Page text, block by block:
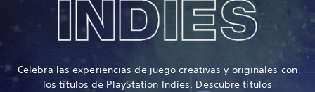
Celebra las experiencias de juego creativas y originales con
los títulos de PlayStation Indies. Descubre títulos